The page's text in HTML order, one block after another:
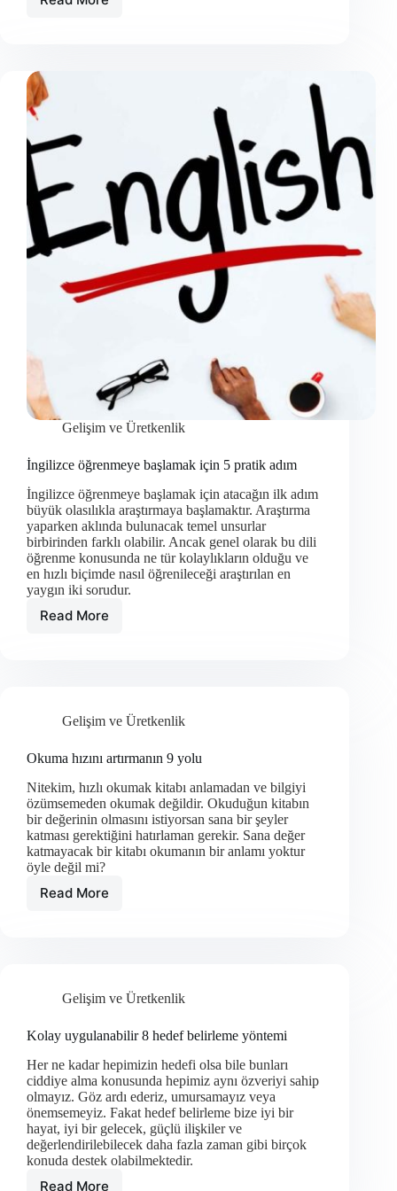
Okurken
Gelişim ve Üretkenlik
İngilizce öğrenmeye başlamak için 5 pratik adım
İngilizce öğrenmeye başlamak için atacağın ilk adım
büyük olasılıkla araştırmaya başlamaktır. Araştırma
yaparken aklında bulunacak temel unsurlar
birbirinden farklı olabilir. Ancak genel olarak bu dili
öğrenme konusunda ne tür kolaylıkların olduğu ve
en hızlı biçimde nasıl öğrenileceği araştırılan en
yaygın iki sorudur.
Read More
İngilizce
adım
Gelişim ve Üretkenlik
Okuma hızını artırmanın 9 yolu
Nitekim, hızlı okumak kitabı anlamadan ve bilgiyi
özümsemeden okumak değildir. Okuduğun kitabın
bir değerinin olmasını istiyorsan sana bir şeyler
katması gerektiğini hatırlaman gerekir. Sana değer
katmayacak bir kitabı okumanın bir anlamı yoktur
öyle değil mi?
Read More
Okuma
Gelişim ve Üretkenlik
Kolay uygulanabilir 8 hedef belirleme yöntemi
Her ne kadar hepimizin hedefi olsa bile bunları
ciddiye alma konusunda hepimiz aynı özveriyi sahip
olmayız. Göz ardı ederiz, umursamayız veya
önemsemeyiz. Fakat hedef belirleme bize iyi bir
hayat, iyi bir gelecek, güçlü ilişkiler ve
değerlendirilebilecek daha fazla zaman gibi birçok
konuda destek olabilmektedir.
Read More